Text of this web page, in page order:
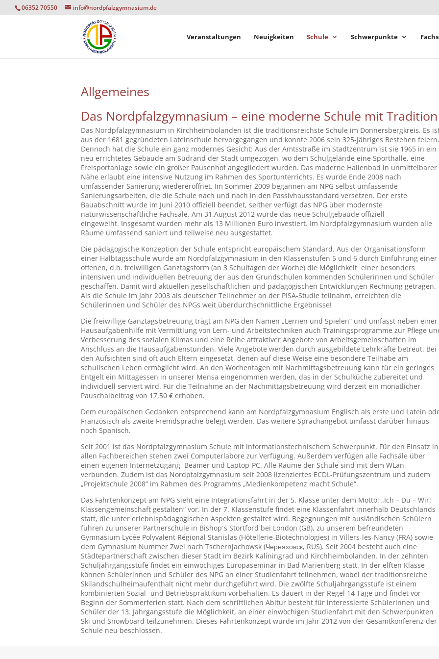
06352 70550 info@nordpfalzgymnasium.de
Veranstaltungen Neuigkeiten Schule Schwerpunkte
Allgemeines
Das Nordpfalzgymnasium – eine moderne Schule mit Tradition
Das Nordpfalzgymnasium in Kirchheimbolanden ist die traditionsreichste Schule im Donnersbergkreis. Es
aus der 1681 gegründeten Lateinschule hervorgegangen und konnte 2006 sein 325-jähriges Bestehen feiern.
Dennoch hat die Schule ein ganz modernes Gesicht: Aus der Amtsstraße im Stadtzentrum ist sie 1965 in ein
neu errichtetes Gebäude am Südrand der Stadt umgezogen, wo dem Schulgelände eine Sporthalle, eine
Freisportanlage sowie ein großer Pausenhof angegliedert wurden. Das moderne Hallenbad in unmittelbarer
Nähe erlaubt eine intensive Nutzung im Rahmen des Sportunterrichts. Es wurde Ende 2008 nach
umfassender Sanierung wiedereröffnet. Im Sommer 2009 begannen am NPG selbst umfassende
Sanierungsarbeiten, die die Schule nach und nach in den Passivhausstandard versetzen. Der erste
Bauabschnitt wurde im Juni 2010 offiziell beendet, seither verfügt das NPG über modernste
naturwissenschaftliche Fachsäle. Am 31.August 2012 wurde das neue Schulgebäude offiziell
eingeweiht. Insgesamt wurden mehr als 13 Millionen Euro investiert. Im Nordpfalzgymnasium wurden alle
Räume umfassend saniert und teilweise neu ausgestattet.
Die pädagogische Konzeption der Schule entspricht europäischem Standard. Aus der Organisationsform
einer Halbtagsschule wurde am Nordpfalzgymnasium in den Klassenstufen 5 und 6 durch Einführung einer
offenen, d.h. freiwilligen Ganztagsform (an 3 Schultagen der Woche) die Möglichkeit einer besonders
intensiven und individuellen Betreuung der aus den Grundschulen kommenden Schülerinnen und Schüler
geschaffen. Damit wird aktuellen gesellschaftlichen und pädagogischen Entwicklungen Rechnung getragen.
Als die Schule im Jahr 2003 als deutscher Teilnehmer an der PISA-Studie teilnahm, erreichten die
Schülerinnen und Schüler des NPGs weit überdurchschnittliche Ergebnisse!
Die freiwillige Ganztagsbetreuung trägt am NPG den Namen „Lernen und Spielen“ und umfasst neben einer
Hausaufgabenhilfe mit Vermittlung von Lern- und Arbeitstechniken auch Trainingsprogramme zur Pflege
Verbesserung des sozialen Klimas und eine Reihe attraktiver Angebote von Arbeitsgemeinschaften im
Anschluss an die Hausaufgabenstunden. Viele Angebote werden durch ausgebildete Lehrkräfte betreut. Bei
den Aufsichten sind oft auch Eltern eingesetzt, denen auf diese Weise eine besondere Teilhabe am
schulischen Leben ermöglicht wird. An den Wochentagen mit Nachmittagsbetreuung kann für ein geringes
Entgelt ein Mittagessen in unserer Mensa eingenommen werden, das in der Schulküche zubereitet und
individuell serviert wird. Für die Teilnahme an der Nachmittagsbetreuung wird derzeit ein monatlicher
Pauschalbeitrag von 17,50 € erhoben.
Dem europäischen Gedanken entsprechend kann am Nordpfalzgymnasium Englisch als erste und Latein
Französisch als zweite Fremdsprache belegt werden. Das weitere Sprachangebot umfasst darüber hinaus
noch Spanisch.
Seit 2001 ist das Nordpfalzgymnasium Schule mit informationstechnischem Schwerpunkt. Für den Einsatz in
allen Fachbereichen stehen zwei Computerlabore zur Verfügung. Außerdem verfügen alle Fachsäle über
einen eigenen Internetzugang, Beamer und Laptop-PC. Alle Räume der Schule sind mit dem WLan
verbunden. Zudem ist das Nordpfalzgymnasium seit 2008 lizenziertes ECDL-Prüfungszentrum und zudem
„Projektschule 2008“ im Rahmen des Programms „Medienkompetenz macht Schule“.
Das Fahrtenkonzept am NPG sieht eine Integrationsfahrt in der 5. Klasse unter dem Motto: „Ich – Du – Wir:
Klassengemeinschaft gestalten“ vor. In der 7. Klassenstufe findet eine Klassenfahrt innerhalb Deutschlands
statt, die unter erlebnispädagogischen Aspekten gestaltet wird. Begegnungen mit ausländischen Schülern
führen zu unserer Partnerschule in Bishop´s Stortford bei London (GB), zu unserem befreundeten
Gymnasium Lycée Polyvalent Régional Stanislas (Hôtellerie-Biotechnologies) in Villers-les-Nancy (FRA) sowie
dem Gymnasium Nummer Zwei nach Tschernjachowsk (Черняховск, RUS). Seit 2004 besteht auch eine
Städtepartnerschaft zwischen dieser Stadt im Bezirk Kaliningrad und Kirchheimbolanden. In der zehnten
Schuljahrgangsstufe findet ein einwöchiges Europaseminar in Bad Marienberg statt. In der elften Klasse
können Schülerinnen und Schüler des NPG an einer Studienfahrt teilnehmen, wobei der traditionsreiche
Skilandschulheimaufenthalt nicht mehr durchgeführt wird. Die zwölfte Schuljahrgangsstufe ist einem
kombinierten Sozial- und Betriebspraktikum vorbehalten. Es dauert in der Regel 14 Tage und findet vor
Beginn der Sommerferien statt. Nach dem schriftlichen Abitur besteht für interessierte Schülerinnen und
Schüler der 13. Jahrgangsstufe die Möglichkeit, an einer einwöchigen Studienfahrt mit den Schwerpunkten
Ski und Snowboard teilzunehmen. Dieses Fahrtenkonzept wurde im Jahr 2012 von der Gesamtkonferenz der
Schule neu beschlossen.